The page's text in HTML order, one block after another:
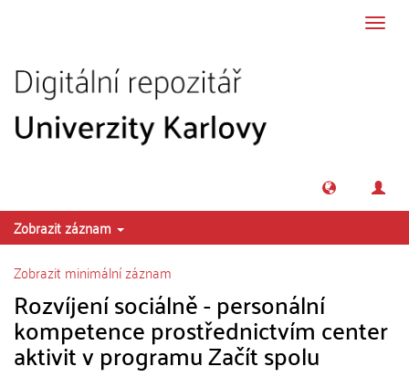
Zobrazit záznam
Zobrazit minimální záznam
Rozvíjení sociálně - personální
kompetence prostřednictvím center
aktivit v programu Začít spolu